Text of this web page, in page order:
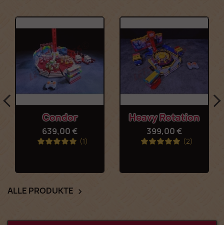
Condor
639,00 €
(1)
Heavy Rotation
399,00 €
(2)
ALLE PRODUKTE 